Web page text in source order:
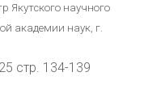
Якутского научного
академии наук, г.
стр. 134-139